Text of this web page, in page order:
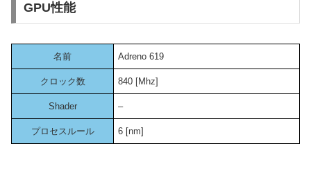
GPU性能
名前 Adreno 619
クロック数 840 [Mhz]
Shader –
プロセスルール 6 [nm]